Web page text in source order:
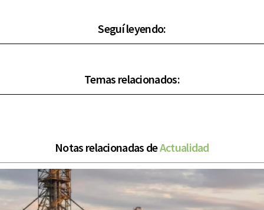
Seguí leyendo:
Temas relacionados:
Notas relacionadas deActualidad